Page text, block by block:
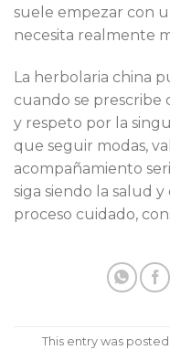
suele empezar con
necesita realmente
La herbolaria china
cuando se prescribe
y respeto por la
que seguir modas,
acompañamiento
siga siendo la salud
proceso cuidado,
This entry was posted